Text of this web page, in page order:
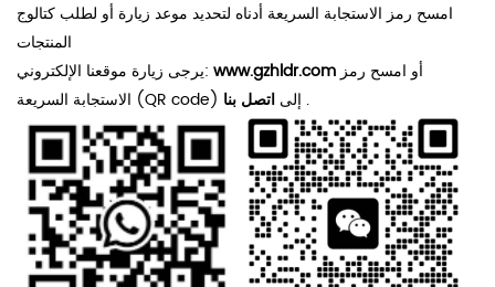
امسح رمز الاستجابة السريعة أدناه لتحديد موعد زيارة أو لطلب كتالوج
يرجى زيارة موقعنا الإلكتروني: www.gzhldr.com أو امسح رمز
الاستجابة السريعة (QR code) إلى .